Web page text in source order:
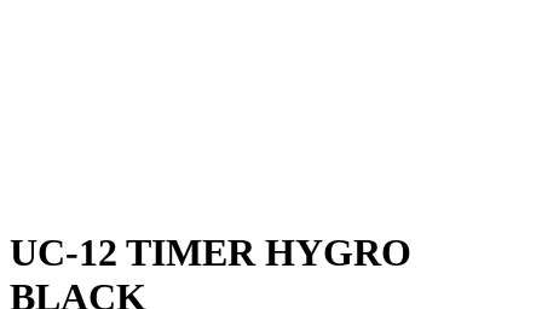
UC-12 TIMER HYGRO
BLACK